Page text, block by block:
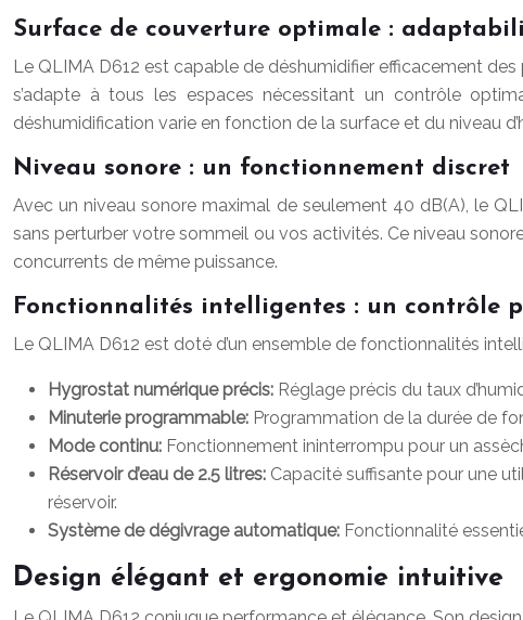
Surface de couverture optimale :
Le QLIMA D612 est capable de déshumidifier efficacement des
s’adapte à tous les espaces nécessitant un contrôle
déshumidification varie en fonction de la surface et du niveau
Niveau sonore : un fonctionnement discret
Avec un niveau sonore maximal de seulement 40 dB(A), le
sans perturber votre sommeil ou vos activités. Ce niveau
concurrents de même puissance.
Fonctionnalités intelligentes : un contrôle
Le QLIMA D612 est doté d’un ensemble de fonctionnalités
Hygrostat numérique précis: Réglage précis du taux
Minuterie programmable: Programmation de la durée de
Mode continu: Fonctionnement ininterrompu pour un
Réservoir d’eau de 2.5 litres: Capacité suffisante pour une
réservoir.
Système de dégivrage automatique: Fonctionnalité
Design élégant et ergonomie intuitive